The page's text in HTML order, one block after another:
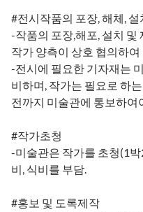
#전시작품의 포장, 해체, 설
-작품의 포장,해포, 설치
작가 양측이 상호 협의하여
-전시에 필요한 기자재는
비하며, 작가는 필요로 하
전까지 미술관에 통보하여
#작가초청
-미술관은 작가를 초청(1
비, 식비를 부담.
#홍보 및 도록제작